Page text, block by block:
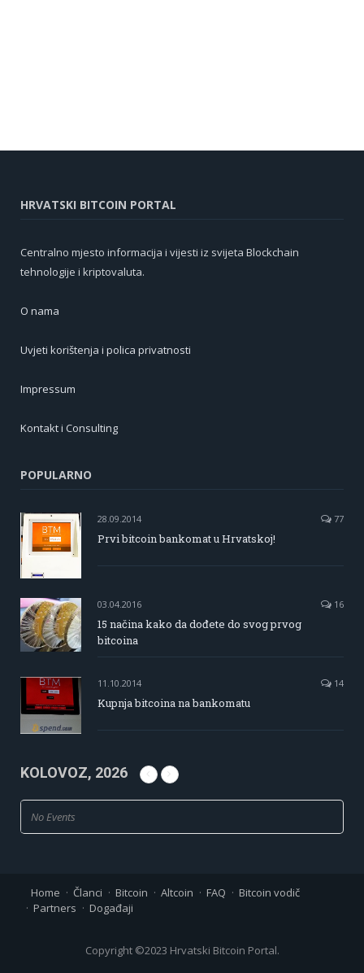
HRVATSKI BITCOIN PORTAL
Centralno mjesto informacija i vijesti iz svijeta Blockchain
tehnologije i kriptovaluta.
O nama
Uvjeti korištenja i polica privatnosti
Impressum
Kontakt i Consulting
POPULARNO
28.09.2014 77
Prvi bitcoin bankomat u Hrvatskoj!
03.04.2016 16
15 načina kako da dođete do svog prvog
bitcoina
11.10.2014 14
Kupnja bitcoina na bankomatu
KOLOVOZ, 2026
No Events
Home Članci Bitcoin Altcoin FAQ
Bitcoin vodič
Partners
Događaji
Copyright ©2023 Hrvatski Bitcoin Portal.